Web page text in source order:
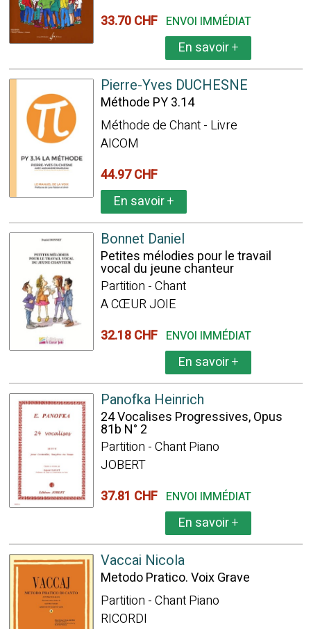
33.70 CHF ENVOI IMMÉDIAT
En savoir+
Pierre-Yves DUCHESNE
Méthode PY 3.14
Méthode de Chant - Livre
AICOM
44.97 CHF
En savoir+
Bonnet Daniel
Petites mélodies pour le travail
vocal du jeune chanteur
Partition - Chant
A CŒUR JOIE
32.18 CHF ENVOI IMMÉDIAT
En savoir+
Panofka Heinrich
24 Vocalises Progressives, Opus
81b N° 2
Partition - Chant Piano
JOBERT
37.81 CHF ENVOI IMMÉDIAT
En savoir+
Vaccai Nicola
Metodo Pratico. Voix Grave
Partition - Chant Piano
RICORDI